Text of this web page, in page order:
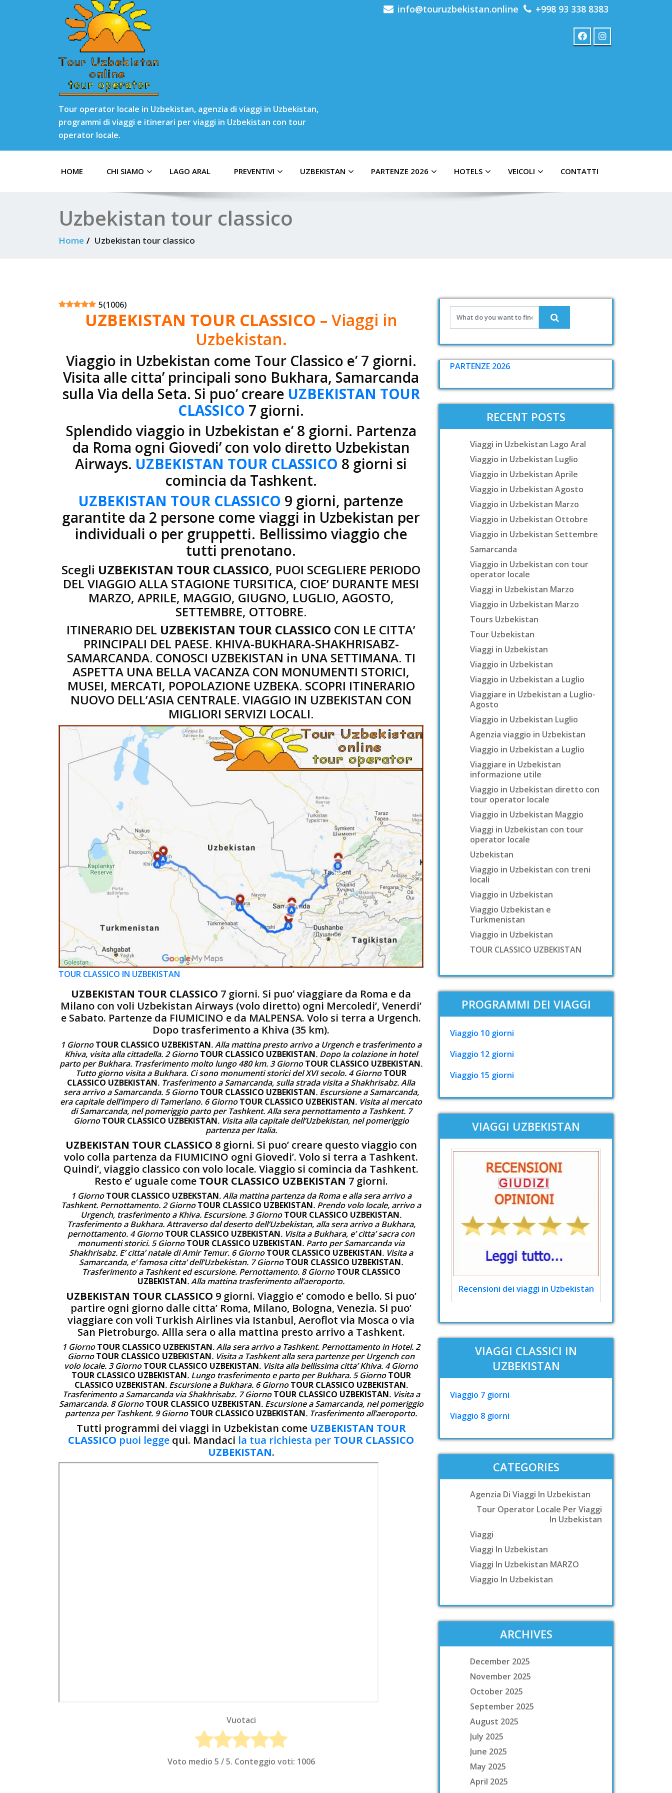
Tour operator locale in Uzbekistan, agenzia di viaggi in Uzbekistan,
programmi di viaggi e itinerari per viaggi in Uzbekistan con tour
operator locale.
info@touruzbekistan.online +998 93 338 8383
HOME CHI SIAMO LAGO ARAL PREVENTIVI UZBEKISTAN PARTENZE 2026 HOTELS VEICOLI CONTATTI
Uzbekistan tour classico
Home Uzbekistan tour classico
5(1006)
UZBEKISTAN TOUR CLASSICO – Viaggi in
Uzbekistan.
Viaggio in Uzbekistan come Tour Classico e’ 7 giorni.
Visita alle citta’ principali sono Bukhara, Samarcanda
sulla Via della Seta. Si puo’ creare UZBEKISTAN TOUR
CLASSICO 7 giorni.
Splendido viaggio in Uzbekistan e’ 8 giorni. Partenza
da Roma ogni Giovedi’ con volo diretto Uzbekistan
Airways. UZBEKISTAN TOUR CLASSICO 8 giorni si
comincia da Tashkent.
UZBEKISTAN TOUR CLASSICO 9 giorni, partenze
garantite da 2 persone come viaggi in Uzbekistan per
individuali o per gruppetti. Bellissimo viaggio che
tutti prenotano.
Scegli UZBEKISTAN TOUR CLASSICO, PUOI SCEGLIERE PERIODO
DEL VIAGGIO ALLA STAGIONE TURSITICA, CIOE’ DURANTE MESI
MARZO, APRILE, MAGGIO, GIUGNO, LUGLIO, AGOSTO,
SETTEMBRE, OTTOBRE.
ITINERARIO DEL UZBEKISTAN TOUR CLASSICO CON LE CITTA’
PRINCIPALI DEL PAESE. KHIVA-BUKHARA-SHAKHRISABZ-
SAMARCANDA. CONOSCI UZBEKISTAN in UNA SETTIMANA. TI
ASPETTA UNA BELLA VACANZA CON MONUMENTI STORICI,
MUSEI, MERCATI, POPOLAZIONE UZBEKA. SCOPRI ITINERARIO
NUOVO DELL’ASIA CENTRALE. VIAGGIO IN UZBEKISTAN CON
MIGLIORI SERVIZI LOCALI.
TOUR CLASSICO IN UZBEKISTAN
UZBEKISTAN TOUR CLASSICO 7 giorni. Si puo’ viaggiare da Roma e da
Milano con voli Uzbekistan Airways (volo diretto) ogni Mercoledi’, Venerdi’
e Sabato. Partenze da FIUMICINO e da MALPENSA. Volo si terra a Urgench.
Dopo trasferimento a Khiva (35 km).
1 GiornoTOUR CLASSICO UZBEKISTAN. Alla mattina presto arrivo a Urgench e trasferimento a
Khiva, visita alla cittadella. 2 GiornoTOUR CLASSICO UZBEKISTAN. Dopo la colazione in hotel
parto per Bukhara. Trasferimento molto lungo 480 km. 3 GiornoTOUR CLASSICO UZBEKISTAN.
Tutto giorno visita a Bukhara. Ci sono monumenti storici del XVI secolo. 4 GiornoTOUR
CLASSICO UZBEKISTAN. Trasferimento a Samarcanda, sulla strada visita a Shakhrisabz. Alla
sera arrivo a Samarcanda. 5 GiornoTOUR CLASSICO UZBEKISTAN. Escursione a Samarcanda,
era capitale dell’impero di Tamerlano. 6 GiornoTOUR CLASSICO UZBEKISTAN. Visita al mercato
di Samarcanda, nel pomeriggio parto per Tashkent. Alla sera pernottamento a Tashkent. 7
GiornoTOUR CLASSICO UZBEKISTAN. Visita alla capitale dell’Uzbekistan, nel pomeriggio
partenza per Italia.
UZBEKISTAN TOUR CLASSICO 8 giorni. Si puo’ creare questo viaggio con
volo colla partenza da FIUMICINO ogni Giovedi’. Volo si terra a Tashkent.
Quindi’, viaggio classico con volo locale. Viaggio si comincia da Tashkent.
Resto e’ uguale come TOUR CLASSICO UZBEKISTAN 7 giorni.
1 GiornoTOUR CLASSICO UZBEKSTAN. Alla mattina partenza da Roma e alla sera arrivo a
Tashkent. Pernottamento. 2 GiornoTOUR CLASSICO UZBEKISTAN. Prendo volo locale, arrivo a
Urgench, trasferimento a Khiva. Escursione. 3 GiornoTOUR CLASSICO UZBEKISTAN.
Trasferimento a Bukhara. Attraverso dal deserto dell’Uzbekistan, alla sera arrivo a Bukhara,
pernottamento. 4 GiornoTOUR CLASSICO UZBEKISTAN. Visita a Bukhara, e’ citta’ sacra con
monumenti storici. 5 GiornoTOUR CLASSICO UZBEKISTAN. Parto per Samarcanda via
Shakhrisabz. E’ citta’ natale di Amir Temur. 6 GiornoTOUR CLASSICO UZBEKISTAN. Visita a
Samarcanda, e’ famosa citta’ dell’Uzbekistan. 7 GiornoTOUR CLASSICO UZBEKISTAN.
Trasferimento a Tashkent ed escursione. Pernottamento. 8 GiornoTOUR CLASSICO
UZBEKISTAN. Alla mattina trasferimento all’aeroporto.
UZBEKISTAN TOUR CLASSICO 9 giorni. Viaggio e’ comodo e bello. Si puo’
partire ogni giorno dalle citta’ Roma, Milano, Bologna, Venezia. Si puo’
viaggiare con voli Turkish Airlines via Istanbul, Aeroflot via Mosca o via
San Pietroburgo. Allla sera o alla mattina presto arrivo a Tashkent.
1 GiornoTOUR CLASSICO UZBEKISTAN. Alla sera arrivo a Tashkent. Pernottamento in Hotel. 2
GiornoTOUR CLASSICO UZBEKISTAN. Visita a Tashkent alla sera partenze per Urgench con
volo locale. 3 GiornoTOUR CLASSICO UZBEKISTAN. Visita alla bellissima citta’ Khiva. 4 Giorno
TOUR CLASSICO UZBEKISTAN. Lungo trasferimento e parto per Bukhara. 5 GiornoTOUR
CLASSICO UZBEKISTAN. Escursione a Bukhara. 6 GiornoTOUR CLASSICO UZBEKISTAN.
Trasferimento a Samarcanda via Shakhrisabz. 7 GiornoTOUR CLASSICO UZBEKISTAN. Visita a
Samarcanda. 8 GiornoTOUR CLASSICO UZBEKISTAN. Escursione a Samarcanda, nel pomeriggio
partenza per Tashkent. 9 GiornoTOUR CLASSICO UZBEKISTAN. Trasferimento all’aeroporto.
Tutti programmi dei viaggi in Uzbekistan come UZBEKISTAN TOUR
CLASSICO puoi legge qui. Mandaci la tua richiesta per TOUR CLASSICO
UZBEKISTAN.
Vuotaci
Voto medio 5 / 5. Conteggio voti: 1006
PARTENZE 2026
RECENT POSTS
Viaggi in Uzbekistan Lago Aral
Viaggio in Uzbekistan Luglio
Viaggio in Uzbekistan Aprile
Viaggio in Uzbekistan Agosto
Viaggio in Uzbekistan Marzo
Viaggio in Uzbekistan Ottobre
Viaggio in Uzbekistan Settembre
Samarcanda
Viaggio in Uzbekistan con tour
operator locale
Viaggi in Uzbekistan Marzo
Viaggio in Uzbekistan Marzo
Tours Uzbekistan
Tour Uzbekistan
Viaggi in Uzbekistan
Viaggio in Uzbekistan
Viaggio in Uzbekistan a Luglio
Viaggiare in Uzbekistan a Luglio-
Agosto
Viaggio in Uzbekistan Luglio
Agenzia viaggio in Uzbekistan
Viaggio in Uzbekistan a Luglio
Viaggiare in Uzbekistan
informazione utile
Viaggio in Uzbekistan diretto con
tour operator locale
Viaggio in Uzbekistan Maggio
Viaggi in Uzbekistan con tour
operator locale
Uzbekistan
Viaggio in Uzbekistan con treni
locali
Viaggio in Uzbekistan
Viaggio Uzbekistan e
Turkmenistan
Viaggio in Uzbekistan
TOUR CLASSICO UZBEKISTAN
PROGRAMMI DEI VIAGGI
Viaggio 10 giorni
Viaggio 12 giorni
Viaggio 15 giorni
VIAGGI UZBEKISTAN
Recensioni dei viaggi in Uzbekistan
VIAGGI CLASSICI IN
UZBEKISTAN
Viaggio 7 giorni
Viaggio 8 giorni
CATEGORIES
Agenzia Di Viaggi In Uzbekistan
Tour Operator Locale Per Viaggi
In Uzbekistan
Viaggi
Viaggi In Uzbekistan
Viaggi In Uzbekistan MARZO
Viaggio In Uzbekistan
ARCHIVES
December 2025
November 2025
October 2025
September 2025
August 2025
July 2025
June 2025
May 2025
April 2025